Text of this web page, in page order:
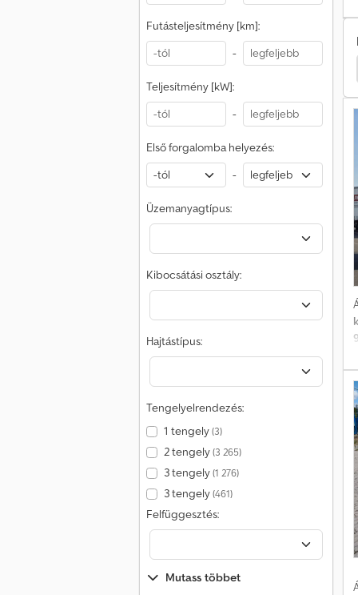
Futásteljesítmény [km]:
-
Teljesítmény [kW]:
-
Első forgalomba helyezés:
-
Üzemanyagtípus:
Kibocsátási osztály:
Hajtástípus:
Tengelyelrendezés:
1 tengely(3)
2 tengely(3 265)
3 tengely(1 276)
3 tengely(461)
Felfüggesztés:
Mutass többet
Nova Félpótkocsis Teherautó